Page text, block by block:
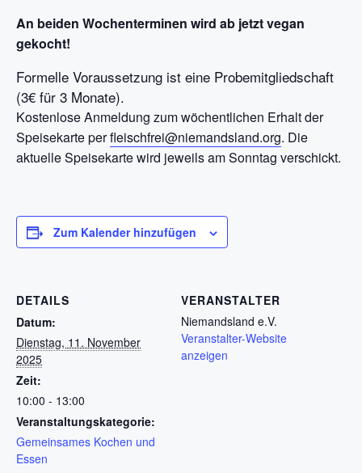
An beiden Wochenterminen wird ab jetzt vegan
gekocht!
Formelle Voraussetzung ist eine Probemitgliedschaft
(3€ für 3 Monate).
Kostenlose Anmeldung zum wöchentlichen Erhalt der
Speisekarte perfleischfrei@niemandsland.org. Die
aktuelle Speisekarte wird jeweils am Sonntag verschickt.
Zum Kalender hinzufügen
DETAILS
Datum:
Dienstag, 11. November
2025
Zeit:
10:00 - 13:00
Veranstaltungskategorie:
Gemeinsames Kochen und
Essen
VERANSTALTER
Niemandsland e.V.
Veranstalter-Website
anzeigen